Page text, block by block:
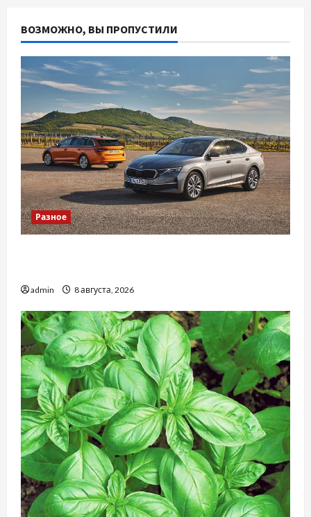
ВОЗМОЖНО, ВЫ ПРОПУСТИЛИ
Разное
admin 8 августа, 2026